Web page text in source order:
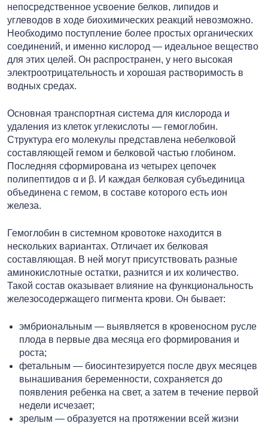
непосредственное усвоение белков, липидов и
углеводов в ходе биохимических реакций невозможно.
Необходимо поступление более простых органических
соединений, и именно кислород — идеальное вещество
для этих целей. Он распространен, у него высокая
электроотрицательность и хорошая растворимость в
водных средах.
Основная транспортная система для кислорода и
удаления из клеток углекислоты — гемоглобин.
Структура его молекулы представлена небелковой
составляющей гемом и белковой частью глобином.
Последняя сформирована из четырех цепочек
полипептидов α и β. И каждая белковая субъединица
объединена с гемом, в составе которого есть ион
железа.
Гемоглобин в системном кровотоке находится в
нескольких вариантах. Отличает их белковая
составляющая. В ней могут присутствовать разные
аминокислотные остатки, разнится и их количество.
Такой состав оказывает влияние на функциональность
железосодержащего пигмента крови. Он бывает:
эмбриональным — выявляется в кровеносном русле
плода в первые два месяца его формирования и
роста;
фетальным — биосинтезируется после двух месяцев
вынашивания беременности, сохраняется до
появления ребенка на свет, а затем в течение первой
недели исчезает;
зрелым — образуется на протяжении всей жизни